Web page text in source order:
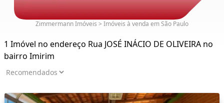
Zimmermann Imóveis > Imóveis à venda em São Paulo
1 Imóvel no endereço Rua JOSÉ INÁCIO DE OLIVEIRA no
bairro Imirim